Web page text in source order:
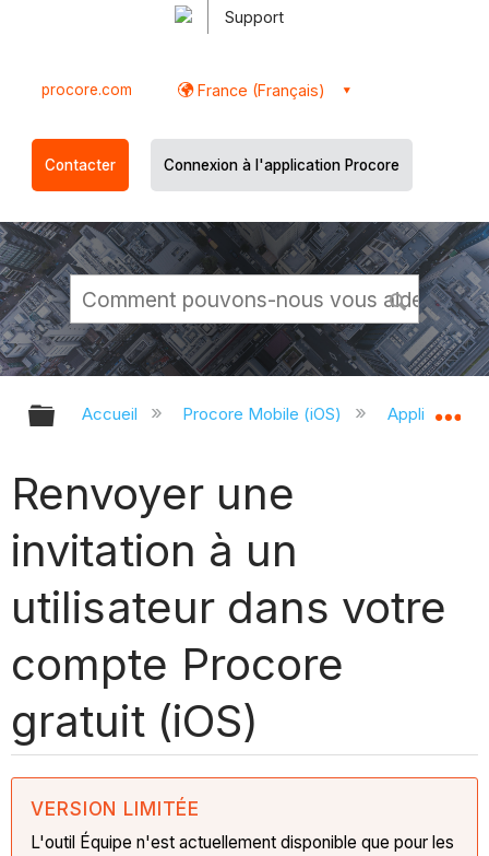
Support
procore.com France (Français)
Contacter Connexion à l'application Procore
Développer/réduire la hiérarchie
Accueil Procore Mobile (iOS) Application
Renvoyer une
invitation à un
utilisateur dans votre
compte Procore
gratuit (iOS)
VERSION LIMITÉE
L'outil Équipe n'est actuellement disponible que pour les